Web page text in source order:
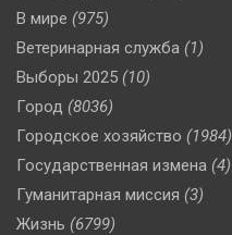
В мире (975)
Ветеринарная служба (1)
Выборы 2025 (10)
Город (8036)
Городское хозяйство (1984)
Государственная измена (4)
Гуманитарная миссия (3)
Жизнь (6799)